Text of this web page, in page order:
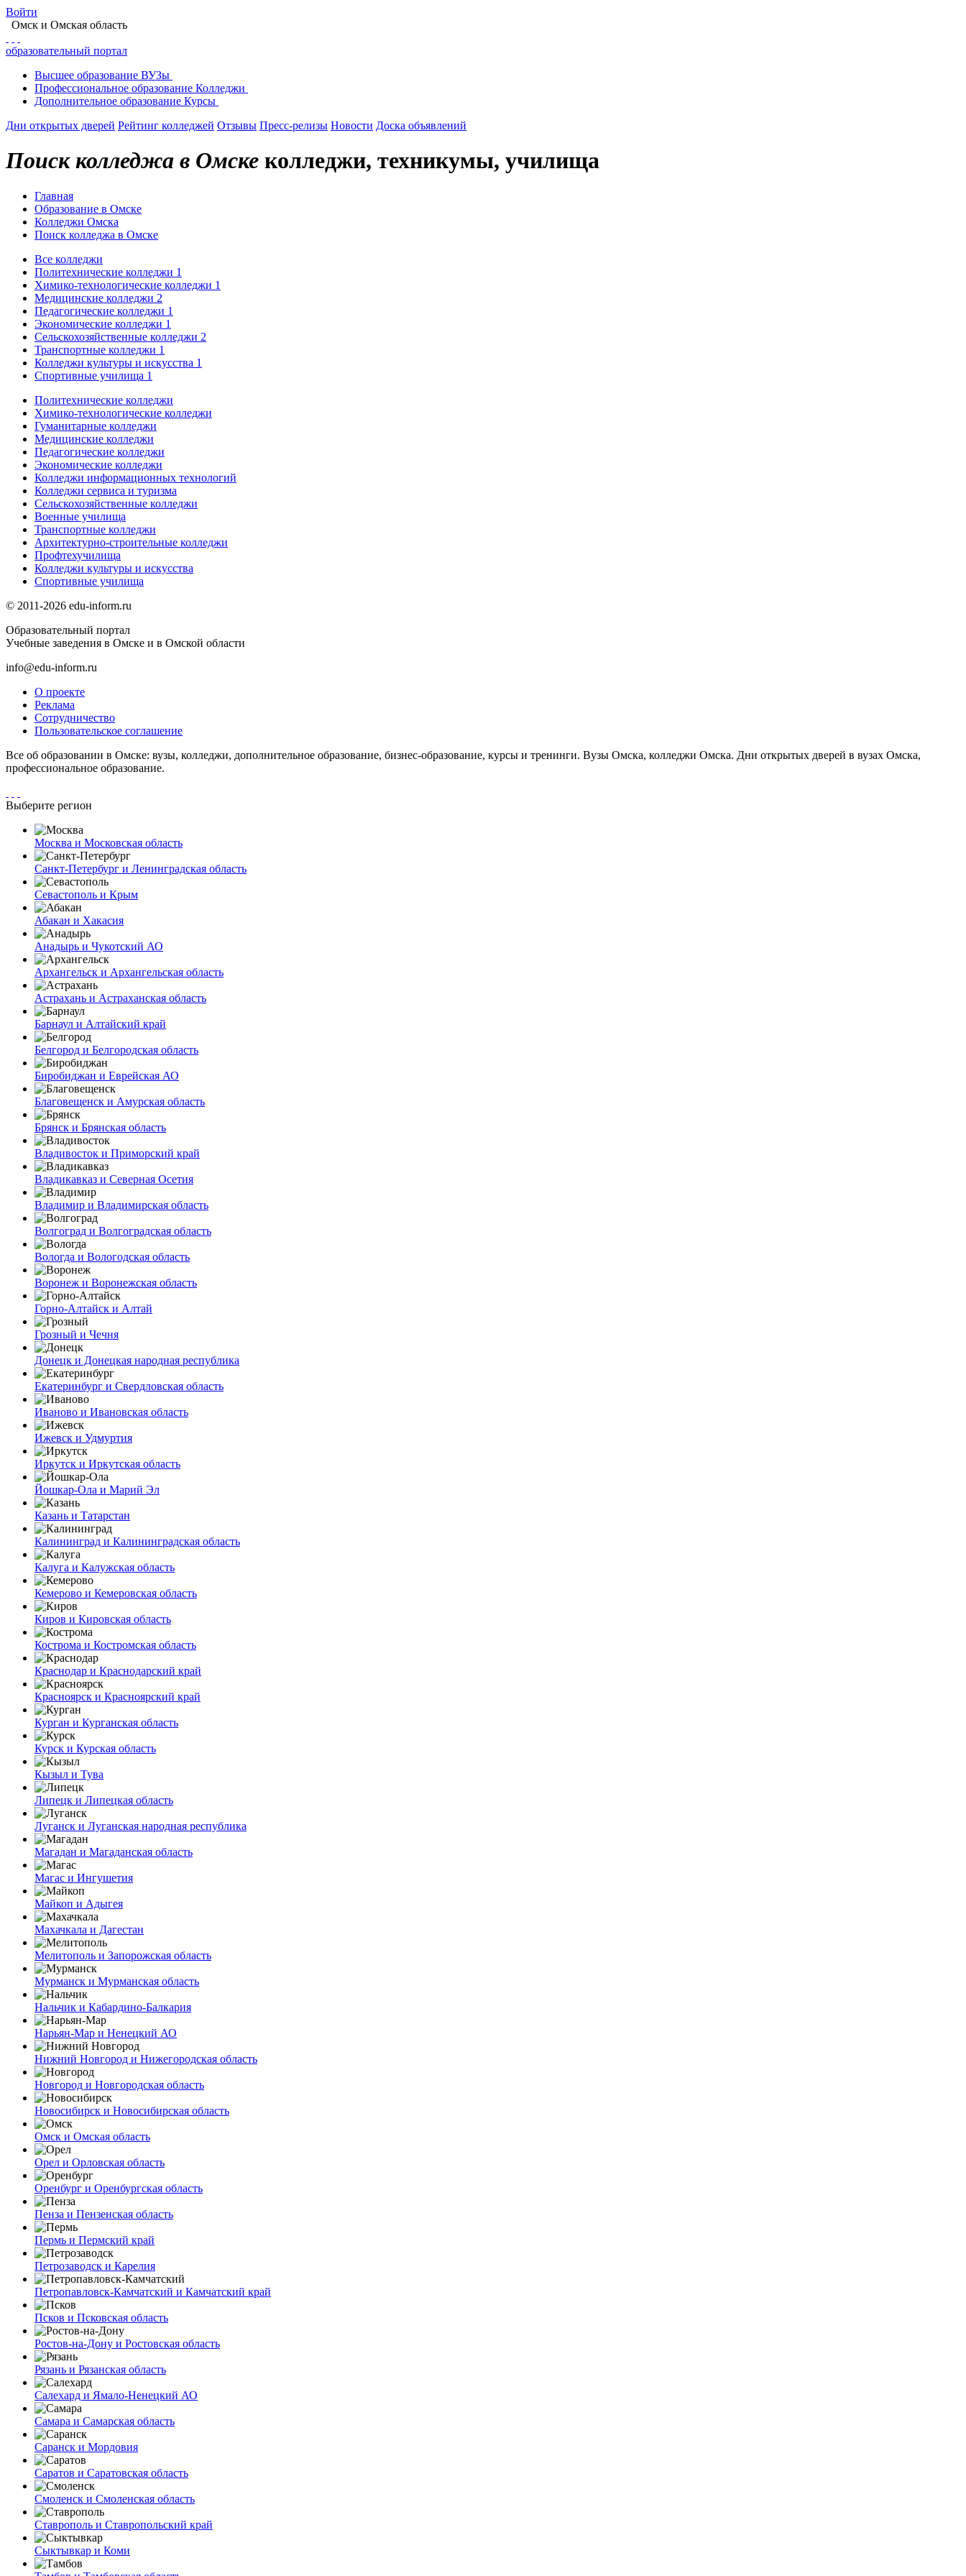
Войти
Омск и Омская область
образовательный портал
Высшее образование ВУЗы
Профессиональное образование Колледжи
Дополнительное образование Курсы
Дни открытых дверей Рейтинг колледжей Отзывы Пресс-релизы Новости Доска объявлений
Поиск колледжа в Омске колледжи, техникумы, училища
Главная
Образование в Омске
Колледжи Омска
Поиск колледжа в Омске
Все колледжи
Политехнические колледжи 1
Химико-технологические колледжи 1
Медицинские колледжи 2
Педагогические колледжи 1
Экономические колледжи 1
Сельскохозяйственные колледжи 2
Транспортные колледжи 1
Колледжи культуры и искусства 1
Спортивные училища 1
Политехнические колледжи
Химико-технологические колледжи
Гуманитарные колледжи
Медицинские колледжи
Педагогические колледжи
Экономические колледжи
Колледжи информационных технологий
Колледжи сервиса и туризма
Сельскохозяйственные колледжи
Военные училища
Транспортные колледжи
Архитектурно-строительные колледжи
Профтехучилища
Колледжи культуры и искусства
Спортивные училища
© 2011-2026 edu-inform.ru
Образовательный портал
Учебные заведения в Омске и в Омской области
info@edu-inform.ru
О проекте
Реклама
Сотрудничество
Пользовательское соглашение
Все об образовании в Омске: вузы, колледжи, дополнительное образование, бизнес-образование, курсы и тренинги. Вузы Омска, колледжи Омска. Дни открытых дверей в вузах Омска,
профессиональное образование.
Выберите регион
Москва и Московская область
Санкт-Петербург и Ленинградская область
Севастополь и Крым
Абакан и Хакасия
Анадырь и Чукотский АО
Архангельск и Архангельская область
Астрахань и Астраханская область
Барнаул и Алтайский край
Белгород и Белгородская область
Биробиджан и Еврейская АО
Благовещенск и Амурская область
Брянск и Брянская область
Владивосток и Приморский край
Владикавказ и Северная Осетия
Владимир и Владимирская область
Волгоград и Волгоградская область
Вологда и Вологодская область
Воронеж и Воронежская область
Горно-Алтайск и Алтай
Грозный и Чечня
Донецк и Донецкая народная республика
Екатеринбург и Свердловская область
Иваново и Ивановская область
Ижевск и Удмуртия
Иркутск и Иркутская область
Йошкар-Ола и Марий Эл
Казань и Татарстан
Калининград и Калининградская область
Калуга и Калужская область
Кемерово и Кемеровская область
Киров и Кировская область
Кострома и Костромская область
Краснодар и Краснодарский край
Красноярск и Красноярский край
Курган и Курганская область
Курск и Курская область
Кызыл и Тува
Липецк и Липецкая область
Луганск и Луганская народная республика
Магадан и Магаданская область
Магас и Ингушетия
Майкоп и Адыгея
Махачкала и Дагестан
Мелитополь и Запорожская область
Мурманск и Мурманская область
Нальчик и Кабардино-Балкария
Нарьян-Мар и Ненецкий АО
Нижний Новгород и Нижегородская область
Новгород и Новгородская область
Новосибирск и Новосибирская область
Омск и Омская область
Орел и Орловская область
Оренбург и Оренбургская область
Пенза и Пензенская область
Пермь и Пермский край
Петрозаводск и Карелия
Петропавловск-Камчатский и Камчатский край
Псков и Псковская область
Ростов-на-Дону и Ростовская область
Рязань и Рязанская область
Салехард и Ямало-Ненецкий АО
Самара и Самарская область
Саранск и Мордовия
Саратов и Саратовская область
Смоленск и Смоленская область
Ставрополь и Ставропольский край
Сыктывкар и Коми